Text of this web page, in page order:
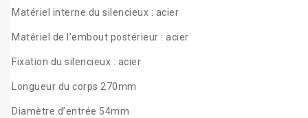
Matériel interne du silencieux : acier
Matériel de l’embout postérieur : acier
Fixation du silencieux : acier
Longueur du corps 270mm
Diamètre d’entrée 54mm